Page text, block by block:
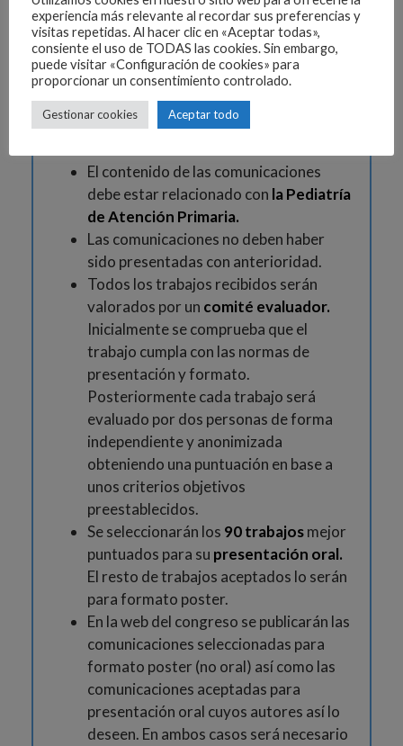
Normas para su
elaboración, envío y
presentación
El contenido de las comunicaciones
debe estar relacionado con la Pediatría
de Atención Primaria.
Las comunicaciones no deben haber
sido presentadas con anterioridad.
Todos los trabajos recibidos serán
valorados por un comité evaluador.
Inicialmente se comprueba que el
trabajo cumpla con las normas de
presentación y formato.
Posteriormente cada trabajo será
evaluado por dos personas de forma
independiente y anonimizada
obteniendo una puntuación en base a
unos criterios objetivos
preestablecidos.
Se seleccionarán los 90 trabajosmejor
puntuados para su presentación oral.
El resto de trabajos aceptados lo serán
para formato poster.
En la web del congreso se publicarán las
comunicaciones seleccionadas para
formato poster (no oral) así como las
comunicaciones aceptadas para
presentación oral cuyos autores así lo
deseen. En ambos casos será necesario
experiencia más relevante al recordar sus preferencias y
visitas repetidas. Al hacer clic en «Aceptar todas»,
consiente el uso de TODAS las cookies. Sin embargo,
puede visitar «Configuración de cookies» para
proporcionar un consentimiento controlado.
Gestionar cookies Aceptar todo